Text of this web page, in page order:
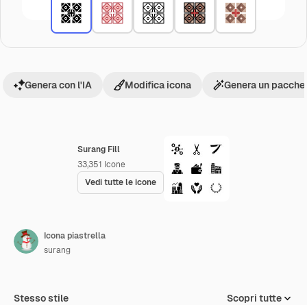
Surang Fill
33,351 Icone
Vedi tutte le icone
Genera con l'IA Modifica icona Genera un
Icona piastrella
surang
Stesso stile Scopri tutte